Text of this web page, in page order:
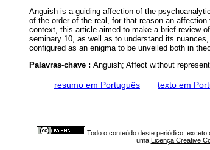
Anguish is a guiding affection of the
of the order of the real, for that reason an
context, this article aimed to make a brief review
seminary 10, as well as to understand its
configured as an enigma to be unveiled both in
Palavras-chave : Anguish; Affect without
· resumo em Português · texto em
Todo o conteúdo deste periódico,
uma Licença Creative